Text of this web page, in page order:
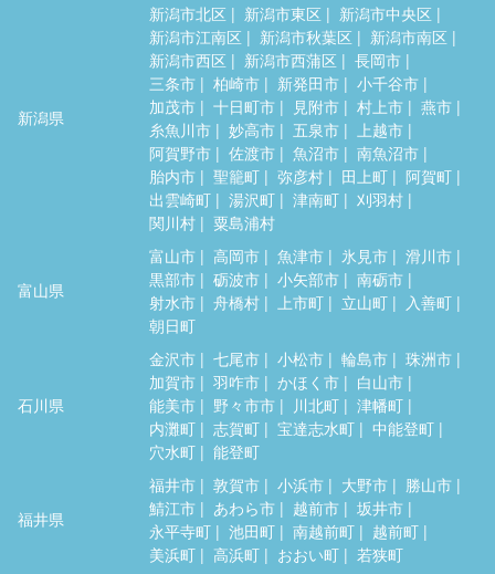
新潟県
新潟市北区 新潟市東区
新潟市中央区
新潟市江南区
新潟市秋葉区
新潟市南区
新潟市西区
新潟市西蒲区
長岡市
三条市
柏崎市 新発田市
小千谷市
加茂市
十日町市 見附市 村上市
燕市
糸魚川市
妙高市 五泉市
上越市
阿賀野市
佐渡市 魚沼市
南魚沼市
胎内市
聖籠町 弥彦村 田上町
阿賀町
出雲崎町
湯沢町 津南町
刈羽村
関川村
粟島浦村
富山県
富山市 高岡市 魚津市 氷見市
滑川市
黒部市
砺波市 小矢部市
南砺市
射水市
舟橋村 上市町 立山町
入善町
朝日町
石川県
金沢市 七尾市 小松市 輪島市
珠洲市
加賀市
羽咋市 かほく市
白山市
能美市
野々市市 川北町
津幡町
内灘町
志賀町 宝達志水町
中能登町
穴水町
能登町
福井県
福井市 敦賀市 小浜市 大野市
勝山市
鯖江市
あわら市 越前市
坂井市
永平寺町
池田町 南越前町
越前町
美浜町
高浜町 おおい町 若狭町